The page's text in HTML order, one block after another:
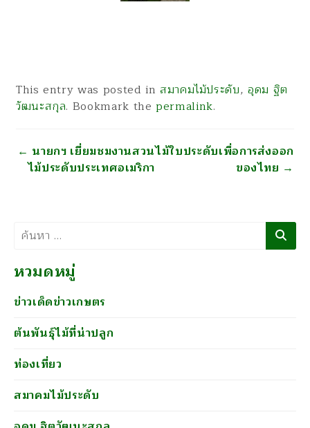
This entry was posted in สมาคมไม้ประดับ, อุดม ฐิต
วัฒนะสกุล. Bookmark thepermalink.
นำทาง
← นายกฯ เยี่ยมชมงานสวน
ไม้ประดับประเทศอเมริกา
ไม้ใบประดับเพื่อการส่งออก
ของไทย →
ค้นหา
หวมดหมู่
ข่าวเด็ดข่าวเกษตร
ต้นพันธุ์ไม้ที่น่าปลูก
ท่องเที่ยว
สมาคมไม้ประดับ